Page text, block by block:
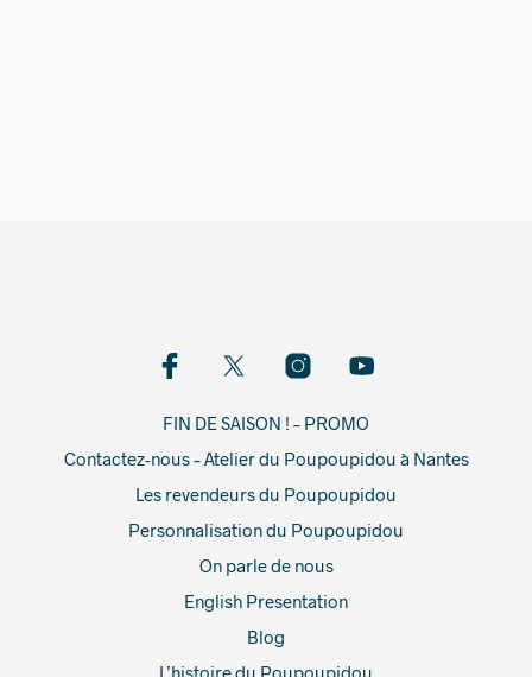
FIN DE SAISON ! – PROMO
Contactez-nous – Atelier du Poupoupidou à Nantes
Les revendeurs du Poupoupidou
Personnalisation du Poupoupidou
On parle de nous
English Presentation
Blog
L’histoire du Poupoupidou